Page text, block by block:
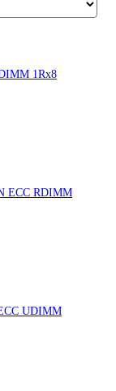
1Rx8
ECC RDIMM
UDIMM